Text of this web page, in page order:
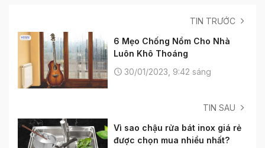
TIN TRƯỚC
6 Mẹo Chống Nồm Cho Nhà
Luôn Khô Thoáng
30/01/2023, 9:42 sáng
TIN SAU
Vì sao chậu rửa bát inox giá rẻ
được chọn mua nhiều nhất?